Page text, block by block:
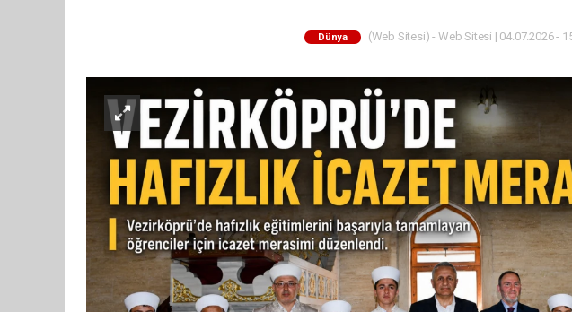
Dünya (Web Sitesi) - Web Sitesi | 04.07.2026 -